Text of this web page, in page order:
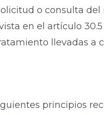
o consulta
en el artículo
llevadas a
principios